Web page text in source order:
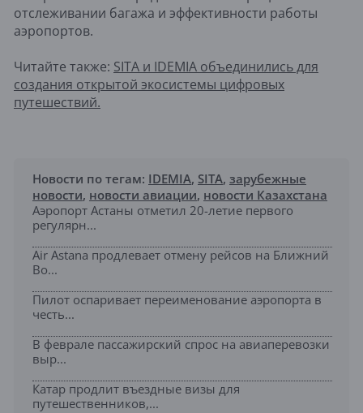
отслеживании багажа и эффективности работы
аэропортов.
Читайте также: SITA и IDEMIA объединились для
создания открытой экосистемы цифровых
путешествий.
Новости по тегам: IDEMIA, SITA, зарубежные
новости, новости авиации, новости Казахстана
Аэропорт Астаны отметил 20-летие первого
регулярн...
Air Astana продлевает отмену рейсов на Ближний
Во...
Пилот оспаривает переименование аэропорта в
честь...
В феврале пассажирский спрос на авиаперевозки
выр...
Катар продлит въездные визы для
путешественников,...